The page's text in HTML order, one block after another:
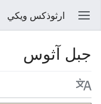
ارثوذكس ويكي
جبل آثوس